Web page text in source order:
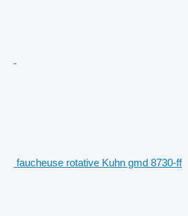
faucheuse rotative Kuhn gmd 8730-ff